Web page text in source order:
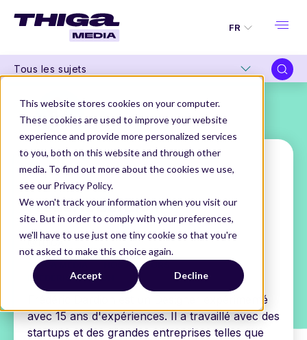
This website stores cookies on your computer.
These cookies are used to improve your website
experience and provide more personalized services
to you, both on this website and through other
media. To find out more about the cookies we use,
see our Privacy Policy.
We won't track your information when you visit our
site. But in order to comply with your preferences,
we'll have to use just one tiny cookie so that you're
not asked to make this choice again.
Accept Decline
FR
Tous les sujets
THIGA MEDIA
NOS AUTEURS
FRÉDÉRIC DARDION
Frédéric Dardion
Design Ops
Frédéric Dardion est un Designer expérimenté
avec 15 ans d'expériences. Il a travaillé avec des
startups et des grandes entreprises telles que